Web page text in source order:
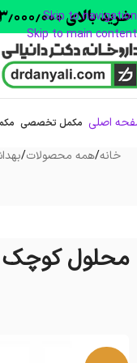
Skip to navigation
Skip to main content
اصلی مکمل تخصصی
خانه/همه محصولات/
محلول کوچک‌